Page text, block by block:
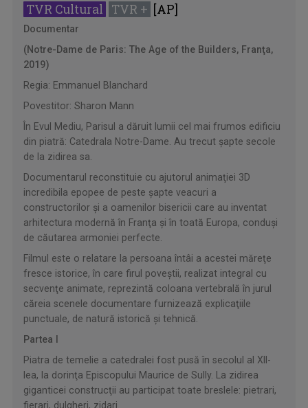
TVR Cultural TVR + [AP]
Documentar
(Notre-Dame de Paris: The Age of the Builders, Franţa,
2019)
Regia: Emmanuel Blanchard
Povestitor: Sharon Mann
În Evul Mediu, Parisul a dăruit lumii cel mai frumos edificiu
din piatră: Catedrala Notre-Dame. Au trecut şapte secole
de la zidirea sa.
Documentarul reconstituie cu ajutorul animaţiei 3D
incredibila epopee de peste şapte veacuri a
constructorilor şi a oamenilor bisericii care au inventat
arhitectura modernă în Franţa şi în toată Europa, conduşi
de căutarea armoniei perfecte.
Filmul este o relatare la persoana întâi a acestei măreţe
fresce istorice, în care firul poveştii, realizat integral cu
secvenţe animate, reprezintă coloana vertebrală în jurul
căreia scenele documentare furnizează explicaţiile
punctuale, de natură istorică şi tehnică.
Partea I
Piatra de temelie a catedralei fost pusă în secolul al XII-
lea, la dorinţa Episcopului Maurice de Sully. La zidirea
giganticei construcţii au participat toate breslele: pietrari,
fierari, dulgheri, zidari.